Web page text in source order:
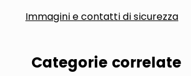
Immagini e contatti di sicurezza
Categorie correlate